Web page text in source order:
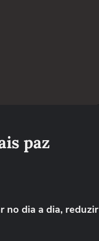
paz
no dia a dia, reduzir